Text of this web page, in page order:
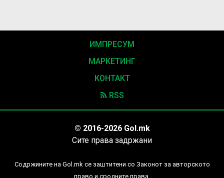
ИМПРЕСУМ
МАРКЕТИНГ
КОНТАКТ
RSS
© 2016-2026 Gol.mk
Сите права задржани
Содржините на Gol.mk се заштитени со Законот за авторското
право и сродните права.